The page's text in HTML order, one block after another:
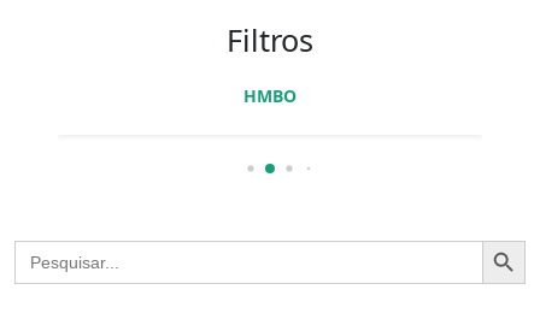
Filtros
HMBO
Search
for:
Search